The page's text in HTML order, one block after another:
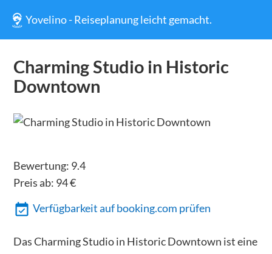
Yovelino - Reiseplanung leicht gemacht.
Charming Studio in Historic
Downtown
Bewertung: 9.4
Preis ab: 94€
Verfügbarkeit auf booking.com prüfen
Das Charming Studio in Historic Downtown ist eine